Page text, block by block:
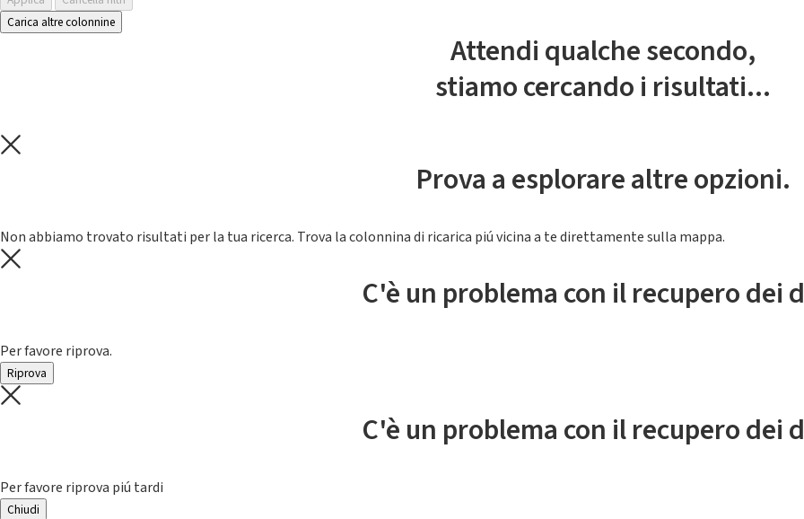
Carica altre colonnine
Attendi qualche secondo,
stiamo cercando i risultati...
Prova a esplorare altre opzioni.
Non abbiamo trovato risultati per la tua ricerca. Trova la colonnina di ricarica piú vicina a te direttamente sulla mappa.
C'è un problema con il recupero dei
Per favore riprova.
Riprova
C'è un problema con il recupero dei
Per favore riprova piú tardi
Chiudi